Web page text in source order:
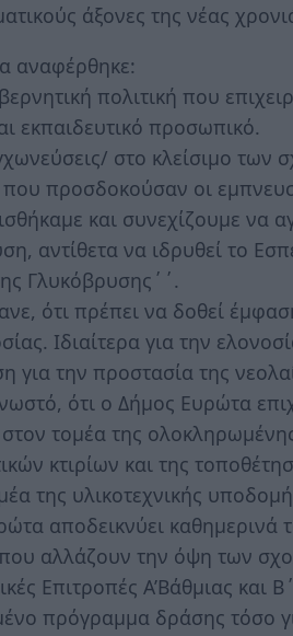
άξονες της νέας
αναφέρθηκε:
πολιτική που
εκπαιδευτικό προσωπικό.
στο κλείσιμο
προσδοκούσαν οι
και συνεχίζουμε να
αντίθετα να ιδρυθεί το
Γλυκόβρυσης΄΄.
ότι πρέπει να δοθεί
Ιδιαίτερα για την
για την προστασία της
ότι ο Δήμος Ευρώτα
στον τομέα της
κτιρίων και της
της υλικοτεχνικής
αποδεικνύει καθημερινά
αλλάζουν την όψη των
Επιτροπές Α’Βάθμιας και
πρόγραμμα δράσης τόσο